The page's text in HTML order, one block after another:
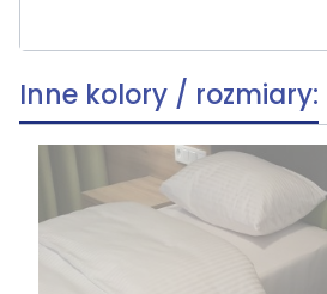
Inne kolory / rozmiary: